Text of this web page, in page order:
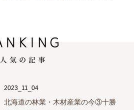
2023_11_04
北海道の林業・木材産業の今③十勝